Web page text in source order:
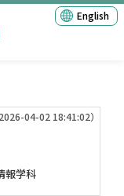
English
04-02 18:41:02）
報学科